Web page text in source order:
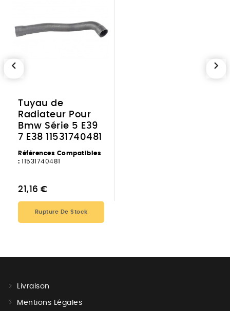
Tuyau de
Radiateur Pour
Bmw Série 5 E39
7 E38 11531740481
Références Compatibles
: 11531740481
21,16 €
Rupture De Stock
chevron_left chevron_right
Livraison
Mentions Légales